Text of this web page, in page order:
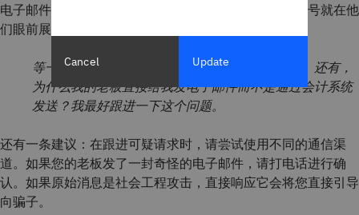
电子邮件并提出问题，他们就会开始看到所有的危险信号就在他
们眼前展开。
等一下。我们的供应商付款数额通常不会这么大。还有，
为什么我的老板直接给我发电子邮件而不是通过会计系统
发送？我最好跟进一下这个问题。
还有一条建议：在跟进可疑请求时，请尝试使用不同的通信渠
道。如果您的老板发了一封奇怪的电子邮件，请打电话进行确
认。如果原始消息是社会工程攻击，直接响应它会将您直接引导
向骗子。
Cancel Update